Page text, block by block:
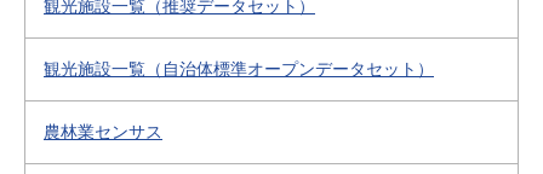
観光施設一覧（推奨データセット）
観光施設一覧（自治体標準オープンデータセット）
農林業センサス